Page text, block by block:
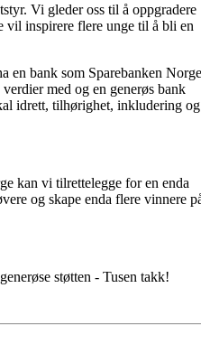
Vi gleder oss til å oppgradere
vil inspirere flere unge til å bli en
en bank som Sparebanken Norge
med og en generøs bank
idrett, tilhørighet, inkludering og
kan vi tilrettelegge for en enda
og skape enda flere vinnere
støtten - Tusen takk!